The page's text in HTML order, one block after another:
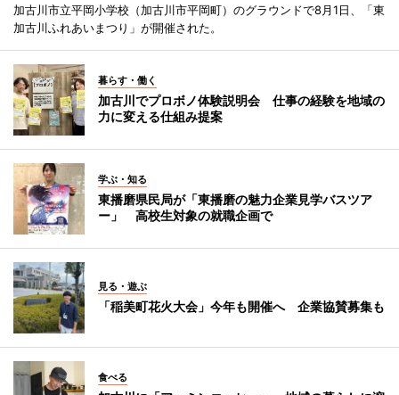
加古川市立平岡小学校（加古川市平岡町）のグラウンドで8月1日、「東
加古川ふれあいまつり」が開催された。
暮らす・働く
加古川でプロボノ体験説明会 仕事の経験を地域の
力に変える仕組み提案
学ぶ・知る
東播磨県民局が「東播磨の魅力企業見学バスツア
ー」 高校生対象の就職企画で
見る・遊ぶ
「稲美町花火大会」今年も開催へ 企業協賛募集も
食べる